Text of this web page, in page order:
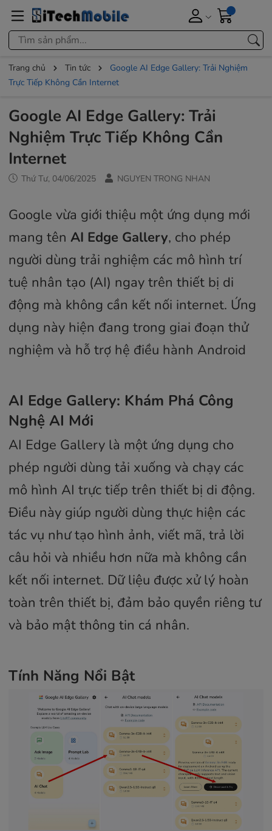
Trang chủ Tin tức
Google AI Edge Gallery: Trải Nghiệm
Trực Tiếp Không Cần Internet
Google AI Edge Gallery: Trải
Nghiệm Trực Tiếp Không Cần
Internet
Thứ Tư, 04/06/2025 NGUYEN TRONG NHAN
Google vừa giới thiệu một ứng dụng mới
mang tên AI Edge Gallery, cho phép
người dùng trải nghiệm các mô hình trí
tuệ nhân tạo (AI) ngay trên thiết bị di
động mà không cần kết nối internet. Ứng
dụng này hiện đang trong giai đoạn thử
nghiệm và hỗ trợ hệ điều hành Android
AI Edge Gallery: Khám Phá Công
Nghệ AI Mới
AI Edge Gallery là một ứng dụng cho
phép người dùng tải xuống và chạy các
mô hình AI trực tiếp trên thiết bị di động.
Điều này giúp người dùng thực hiện các
tác vụ như tạo hình ảnh, viết mã, trả lời
câu hỏi và nhiều hơn nữa mà không cần
kết nối internet. Dữ liệu được xử lý hoàn
toàn trên thiết bị, đảm bảo quyền riêng tư
và bảo mật thông tin cá nhân.
Tính Năng Nổi Bật